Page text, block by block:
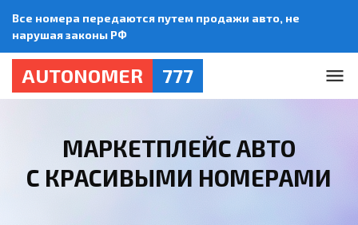
Все номера передаются путем продажи авто, не
нарушая законы РФ
AUTONOMER 777
МАРКЕТПЛЕЙС АВТО
С КРАСИВЫМИ НОМЕРАМИ